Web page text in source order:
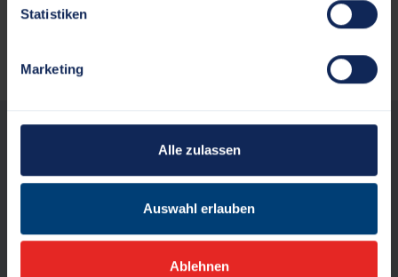
Statistiken
Marketing
Alle zulassen
Auswahl erlauben
Ablehnen
Stadt Schleswig
Öffnungszeiten
Montag bis Freitag:
8:30 Uhr bis 12:00 Uhr
Donnerstag zusätzlich
von